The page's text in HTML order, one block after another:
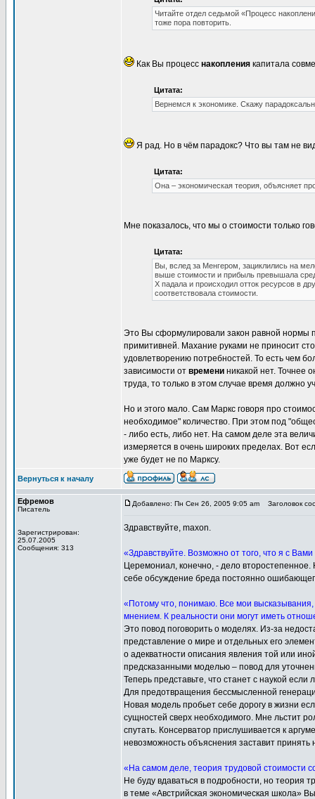
Читайте отдел седьмой «Процесс
тоже пора повторить.
Как Вы процесс накопления капитала
Цитата:
Вернемся к экономике. Скажу
Я рад. Но в чём парадокс? Что вы там не
Цитата:
Она – экономическая теория, объясняет
Мне показалось, что мы о стоимости только
Цитата:
Вы, вслед за Менгером, зациклились на
выше стоимости и прибыль превышала
Х падала и происходил отток ресурсов в
соответствовала стоимости.
Это Вы сформулировали закон равной нормы
примитивней. Махание руками не приносит
удовлетворению потребностей. То есть чем
зависимости от времени никакой нет. Точнее
труда, то только в этом случае время должно
Но и этого мало. Сам Маркс говоря про
необходимое" количество. При этом под
- либо есть, либо нет. На самом деле эта
измеряется в очень широких пределах. Вот
уже будет не по Марксу.
Вернуться к началу
Ефремов
Писатель
Зарегистрирован:
25.07.2005
Сообщения: 313
Добавлено: Пн Сен 26, 2005 9:05 am Заголовок
Здравствуйте, maxon.
«Здравствуйте. Возможно от того, что я с
Церемониал, конечно, - дело второстепенное.
себе обсуждение бреда постоянно
«Потому что, понимаю. Все мои
мнением. К реальности они могут иметь
Это повод поговорить о моделях. Из-за
представление о мире и отдельных его
о адекватности описания явления той или
предсказанными моделью – повод для
Теперь представьте, что станет с наукой
Для предотвращения бессмысленной
Новая модель пробьет себе дорогу в жизни
сущностей сверх необходимого. Мне льстит
спутать. Консерватор прислушивается к
невозможность объяснения заставит
«На самом деле, теория трудовой стоимости
Не буду вдаваться в подробности, но теория
в теме «Австрийская экономическая школа»